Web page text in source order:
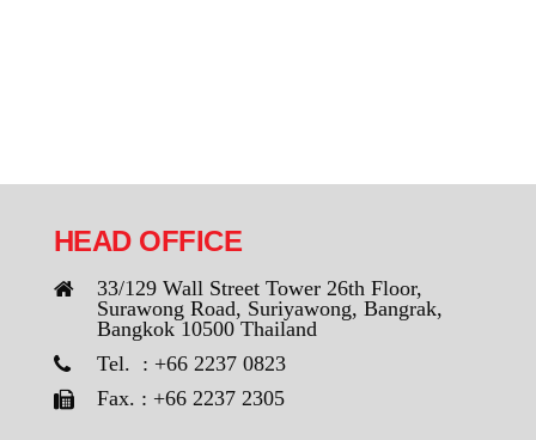
HEAD OFFICE
33/129 Wall Street Tower 26th Floor,
Surawong Road, Suriyawong, Bangrak,
Bangkok 10500 Thailand
Tel. : +66 2237 0823
Fax. : +66 2237 2305